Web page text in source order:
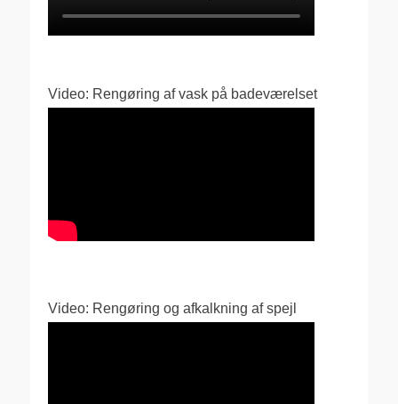
Video: Rengøring af vask på badeværelset
Video: Rengøring og afkalkning af spejl